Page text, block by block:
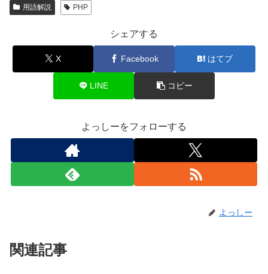
用語解説 PHP
シェアする
X Facebook はてブ
LINE コピー
よっしーをフォローする
よっしー
関連記事